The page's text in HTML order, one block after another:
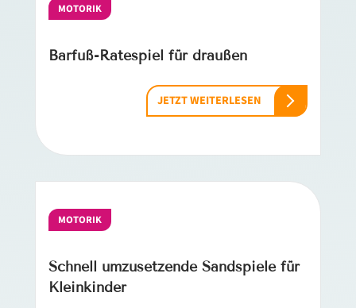
MOTORIK
Barfuß-Ratespiel für draußen
JETZT WEITERLESEN
MOTORIK
Schnell umzusetzende Sandspiele für
Kleinkinder